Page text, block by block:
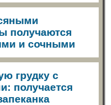
получаются
и сочными
грудку с
получается